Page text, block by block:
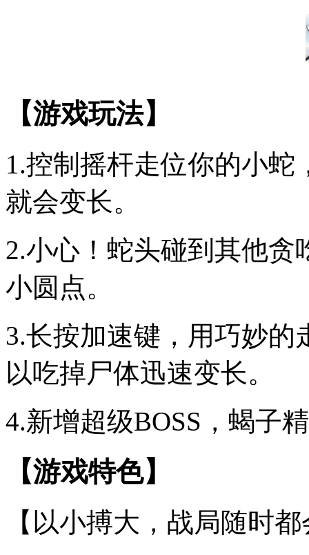
【游戏玩法】
1.控制摇杆走位你的小
就会变长。
2.小心！蛇头碰到其他
小圆点。
3.长按加速键，用巧妙
以吃掉尸体迅速变长。
4.新增超级BOSS，蝎子
【游戏特色】
【以小搏大，战局随时